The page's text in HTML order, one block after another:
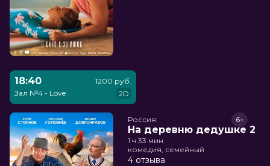
18:40
Зал №4 - Love
1200 руб.
2D
Россия
На деревню дедушке 2
6+
1 ч 33 мин
комедия, семейный
4 отзыва